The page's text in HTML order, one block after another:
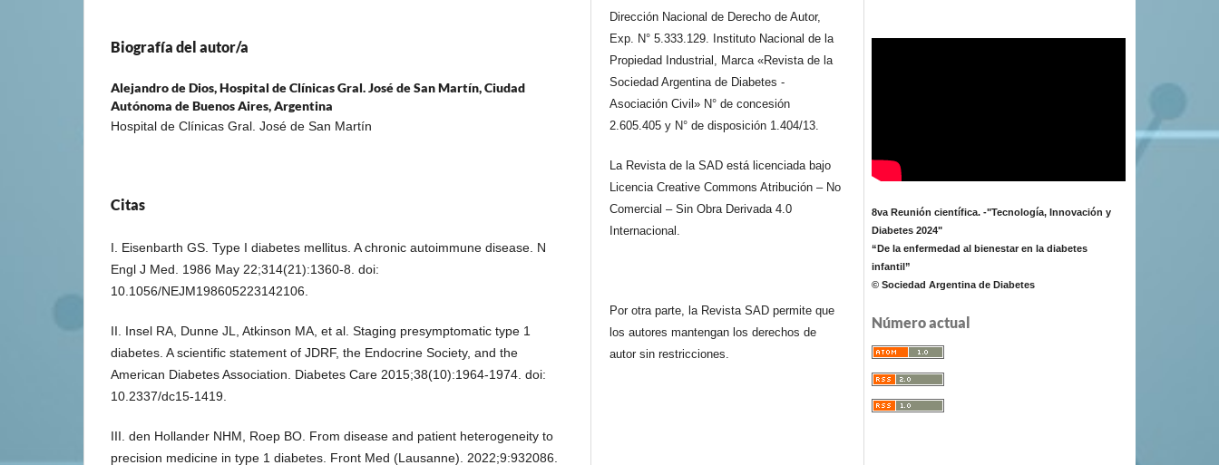
Biografía del autor/a
Alejandro de Dios,Hospital de Clínicas Gral. José de San Martín, Ciudad
Autónoma de Buenos Aires, Argentina
Hospital de Clínicas Gral. José de San Martín
Citas
I. Eisenbarth GS. Type I diabetes mellitus. A chronic autoimmune disease. N
Engl J Med. 1986 May 22;314(21):1360-8. doi:
10.1056/NEJM198605223142106.
II. Insel RA, Dunne JL, Atkinson MA, et al. Staging presymptomatic type 1
diabetes. A scientific statement of JDRF, the Endocrine Society, and the
American Diabetes Association. Diabetes Care 2015;38(10):1964-1974. doi:
10.2337/dc15-1419.
III. den Hollander NHM, Roep BO. From disease and patient heterogeneity to
precision medicine in type 1 diabetes. Front Med (Lausanne). 2022;9:932086.
Dirección Nacional de Derecho de Autor,
Exp. N° 5.333.129. Instituto Nacional de la
Propiedad Industrial, Marca «Revista de la
Sociedad Argentina de Diabetes -
Asociación Civil» N° de concesión
2.605.405 y N° de disposición 1.404/13.
La Revista de la SAD está licenciada bajo
Licencia Creative Commons Atribución – No
Comercial – Sin Obra Derivada 4.0
Internacional.
Por otra parte, la Revista SAD permite que
los autores mantengan los derechos de
autor sin restricciones.
8va Reunión científica. -"Tecnología, Innovación y
Diabetes 2024"
“De la enfermedad al bienestar en la diabetes
infantil”
© Sociedad Argentina de Diabetes
Número actual